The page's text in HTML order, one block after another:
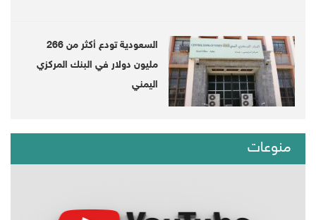
The United Nations announced on Friday the
expert panel tasked with verifying the human
السعودية تودع أكثر من 266
مليون دولار في البنك المركزي
اليمني
منوعات